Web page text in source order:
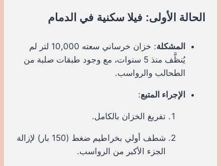
الحالة الأولى: فيلا سكنية في الدمام
المشكلة
: خزان خرساني سعته 10,000 لتر لم
يُنظَّف منذ 5 سنوات، مع وجود طبقات صلبة من
الطحالب والرواسب.
الإجراء المتبع:
تفريغ الخزان بالكامل.
شطف أولي بخراطيم ضغط (150 بار) لإزالة
الجزء الأكبر من الرواسب.